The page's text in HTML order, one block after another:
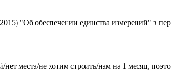
"Об обеспечении единства измерений" в
места/не хотим строить/нам на 1 месяц,